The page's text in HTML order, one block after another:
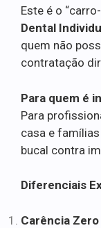
Este é o
Dental
quem não
contratação
Para quem é
Para
casa e
bucal contra
Diferenciais
Carência